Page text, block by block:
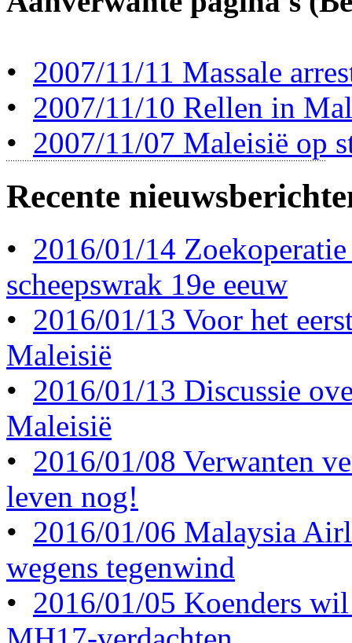
• 2007/11/11 Massale
• 2007/11/10 Rellen in
• 2007/11/07 Maleisië op
Recente
• 2016/01/14
scheepswrak 19e eeuw
• 2016/01/13 Voor het
Maleisië
• 2016/01/13 Discussie
Maleisië
• 2016/01/08 Verwanten
leven nog!
• 2016/01/06 Malaysia
wegens tegenwind
• 2016/01/05 Koenders